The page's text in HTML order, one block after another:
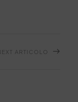
ARTICOLO